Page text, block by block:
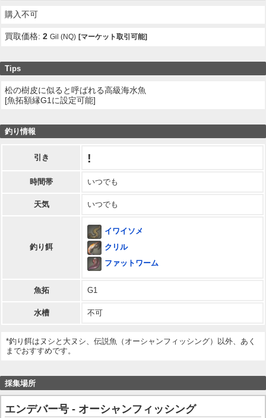
購入不可
買取価格:2 Gil (NQ) [マーケット取引可能]
Tips
松の樹皮に似ると呼ばれる高級海水魚
[魚拓額縁G1に設定可能]
釣り情報
引き !
時間帯 いつでも
天気 いつでも
釣り餌
イワイソメ
クリル
ファットワーム
魚拓 G1
水槽 不可
*釣り餌はヌシと大ヌシ、伝説魚（オーシャンフィッシング）以外、あく
までおすすめです。
採集場所
エンデバー号 - オーシャンフィッシング